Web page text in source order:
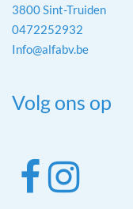
3800 Sint-Truiden
0472252932
Info@alfabv.be
Volg ons op